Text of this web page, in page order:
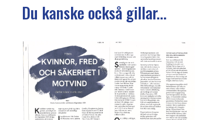
Du kanske också gillar...